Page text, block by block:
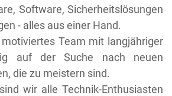
Software, Sicherheitslösungen
- alles aus einer Hand.
Team mit langjähriger
auf der Suche nach neuen
die zu meistern sind.
wir alle Technik-Enthusiasten